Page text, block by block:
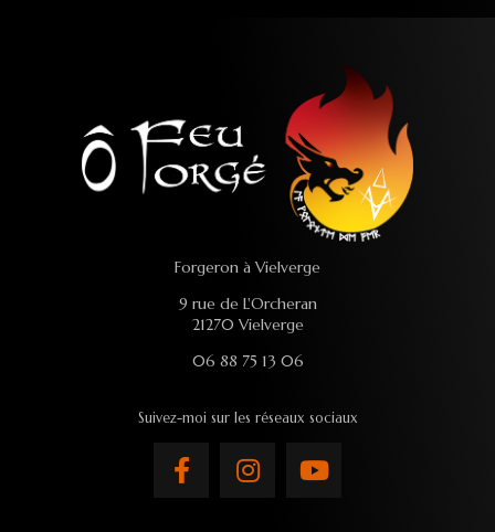
Forgeron à Vielverge
9 rue de L'Orcheran
21270 Vielverge
06 88 75 13 06
Suivez-moi sur les réseaux sociaux